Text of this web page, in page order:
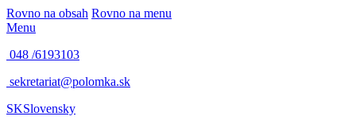
Rovno na obsah Rovno na menu
Menu
048 /6193103
sekretariat@polomka.sk
SKSlovensky